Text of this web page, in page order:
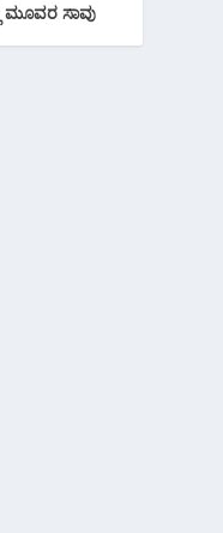
ಮೂವರ ಸಾವು